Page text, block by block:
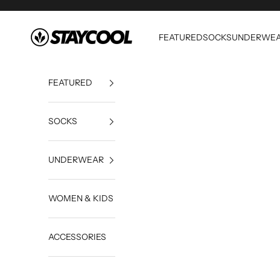
StayCool
FEATUREDSOCKS
FEATURED
SOCKS
UNDERWEAR
WOMEN & KIDS
ACCESSORIES